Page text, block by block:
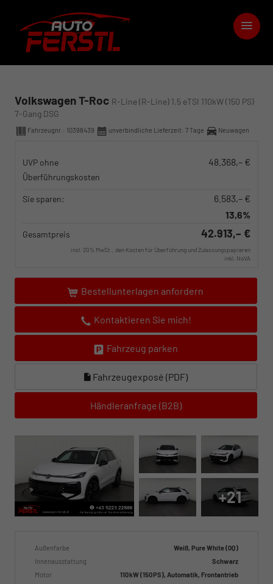
Volkswagen T-Roc R-Line (R-Line) 1.5 eTSI 110kW (150 PS)
7-Gang DSG
Fahrzeugnr.: 10398439 unverbindliche Lieferzeit: 7 Tage Neuwagen
UVP ohne
Überführungskosten
48.368,– €
Sie sparen:
6.583,– €
13,6%
Gesamtpreis 42.913,– €
incl. 20% MwSt., den Kosten für Überführung und Zulassungspapieren
inkl. NoVA
Bestellunterlagen anfordern
Kontaktieren Sie mich!
Fahrzeug parken
Fahrzeugexposé (PDF)
Händleranfrage (B2B)
+21
Außenfarbe
Weiß, Pure White (0Q)
Innenausstattung
Schwarz
Motor
110 kW (150 PS), Automatik, Frontantrieb